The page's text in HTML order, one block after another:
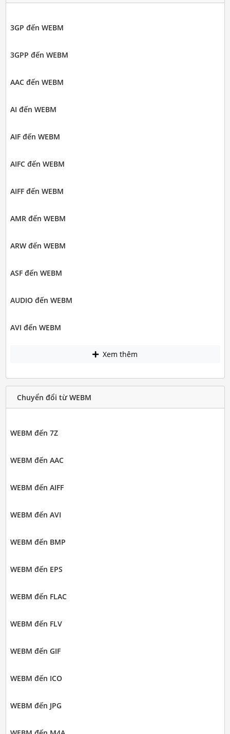
3GP đến WEBM
3GPP đến WEBM
AAC đến WEBM
AI đến WEBM
AIF đến WEBM
AIFC đến WEBM
AIFF đến WEBM
AMR đến WEBM
ARW đến WEBM
ASF đến WEBM
AUDIO đến WEBM
AVI đến WEBM
Xem thêm
Chuyển đổi từ WEBM
WEBM đến 7Z
WEBM đến AAC
WEBM đến AIFF
WEBM đến AVI
WEBM đến BMP
WEBM đến EPS
WEBM đến FLAC
WEBM đến FLV
WEBM đến GIF
WEBM đến ICO
WEBM đến JPG